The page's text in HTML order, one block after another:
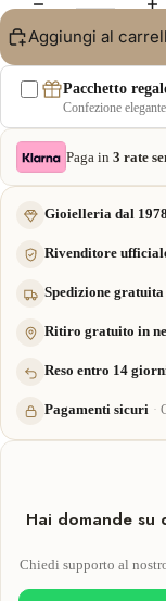
Aggiungi al
Pacchetto
Confezione
Paga in 3 rate
Gioielleria dal 1978
Rivenditore
Spedizione
Ritiro gratuito in
Reso entro 14
Pagamenti sicuri
Hai domande
Chiedi supporto al